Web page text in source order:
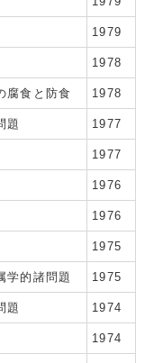
1979
1978
腐食と防食 1978
題 1977
1977
1976
1976
1975
学的諸問題 1975
題 1974
1974